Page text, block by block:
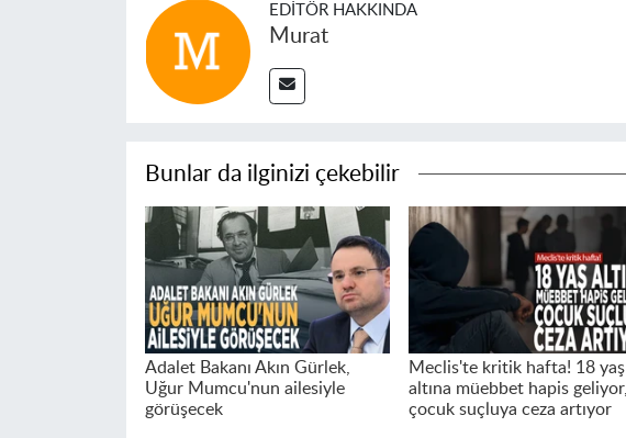
EDITÖR HAKKINDA
Murat
Bunlar da ilginizi çekebilir
Adalet Bakanı Akın Gürlek,
Uğur Mumcu'nun ailesiyle
görüşecek
Meclis'te kritik hafta! 18 yaş
altına müebbet hapis geliyor,
çocuk suçluya ceza artıyor